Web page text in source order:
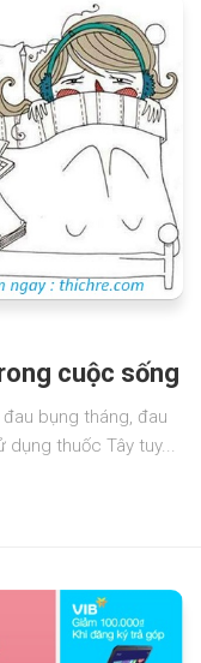
cuộc sống
bụng tháng, đau
dụng thuốc Tây tuy...